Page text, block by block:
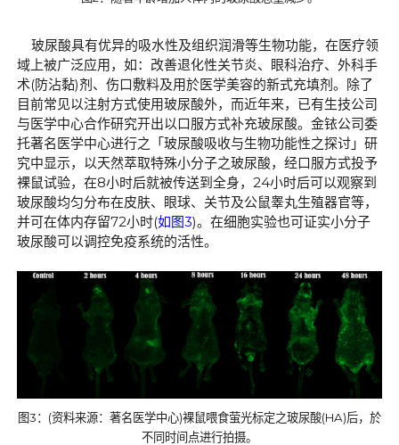
玻尿酸具有优异的吸水性及组织润滑等生物功能，在医疗领
域上被广泛应用，如：改善退化性关节炎、眼科治疗、外科手
术(防沾黏)剂、伤口敷料及用於医学美容的新式充填剂。除了
目前常见以注射方式使用玻尿酸外，而近年来，已有生技公司
与医学中心合作研究开出以口服方式补充玻尿酸。金铱公司委
托著名医学中心进行之「玻尿酸吸收与生物功能性之探讨」研
究中显示，以天然萃取特殊小分子之玻尿酸，经口服方式投予
裸鼠试验，在8小时后就被传送到全身， 24小时后可以观察到
玻尿酸均匀分布在皮肤、眼球、关节及公鼠睾丸生殖器官等，
并可在体内存留72小时(如图3)。在细胞实验也可证实小分子
玻尿酸可以调控免疫系统的活性。
图3： (资料来源：著名医学中心)裸鼠喂食萤光标定之玻尿酸(HA)后，於
不同时间点进行拍摄。